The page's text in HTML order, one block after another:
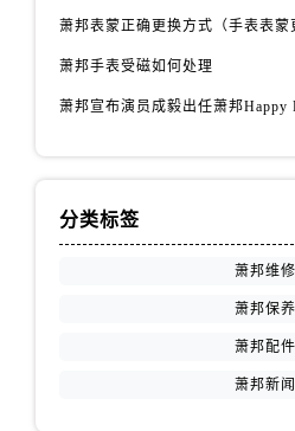
萧邦手表受磁如何处理
分类标签
萧邦维修
萧邦保养
萧邦配件
萧邦新闻